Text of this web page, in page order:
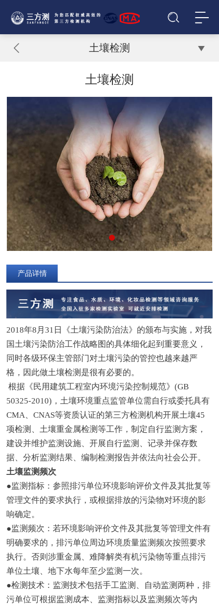
土壤检测
土壤检测
产品详情
2018年8月31日《土壤污染防治法》的颁布与实施，对我
国土壤污染防治工作战略图的具体细化起到重要意义，
同时各级环保主管部门对土壤污染的管控也越来越严
格，因此做土壤检测是很有必要的。
根据《民用建筑工程室内环境污染控制规范》(GB
50325-2010)，土壤环境重点监管单位需自行或委托具有
CMA、CNAS等资质认证的第三方检测机构开展土壤45
项检测、土壤重金属检测等工作，制定自行监测方案，
建设并维护监测设施、开展自行监测、记录并保存数
据、分析监测结果、编制检测报告并依法向社会公开。
土壤监测频次
●监测指标：参照排污单位环境影响评价文件及其批复等
管理文件的要求执行，或根据排放的污染物对环境的影
响确定。
●监测频次：若环境影响评价文件及其批复等管理文件有
明确要求的，排污单位周边环境质量监测频次按照要求
执行。否则涉重金属、难降解类有机污染物等重点排污
单位土壤、地下水每年至少监测一次。
●检测技术：监测技术包括手工监测、自动监测两种，排
污单位可根据监测成本、监测指标以及监测频次等内